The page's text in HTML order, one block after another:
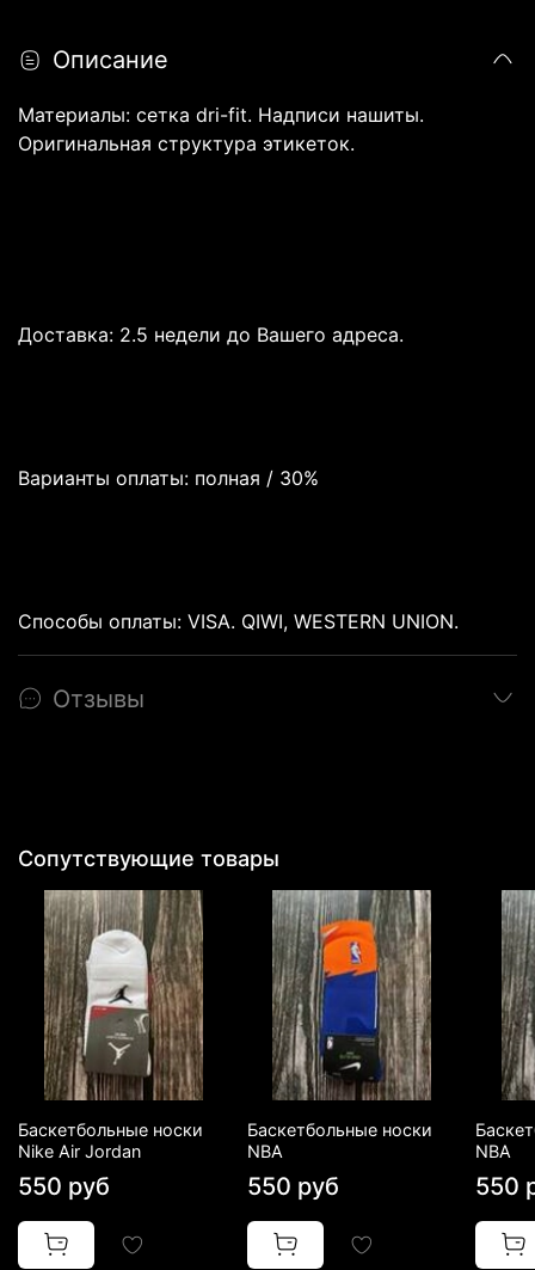
Описание
Материалы: сетка dri-fit. Надписи нашиты.
Оригинальная структура этикеток.
Доставка: 2.5 недели до Вашего адреса.
Варианты оплаты: полная / 30%
Способы оплаты: VISA. QIWI, WESTERN UNION.
Отзывы
Сопутствующие товары
Баскетбольные носки
Nike Air Jordan
550 руб
Баскетбольные носки
NBA
550 руб
NBA
550